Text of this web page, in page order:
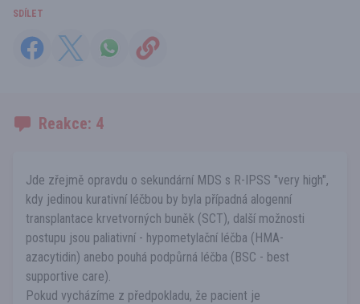
SDÍLET
Reakce: 4
Jde zřejmě opravdu o sekundární MDS s R-IPSS "very high",
kdy jedinou kurativní léčbou by byla případná alogenní
transplantace krvetvorných buněk (SCT), další možnosti
postupu jsou paliativní - hypometylační léčba (HMA-
azacytidin) anebo pouhá podpůrná léčba (BSC - best
supportive care).
Pokud vycházíme z předpokladu, že pacient je